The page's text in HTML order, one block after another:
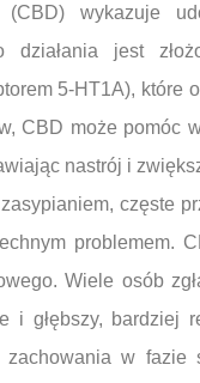
wykazuje
działania jest
5-HT1A), które
CBD może pomóc
nastrój i
częste
problemem.
Wiele osób
i głębszy, bardziej
zachowania w